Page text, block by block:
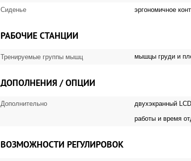
Сиденье эргономичное
РАБОЧИЕ СТАНЦИИ
Тренируемые группы мышц мышцы груди и
ДОПОЛНЕНИЯ / ОПЦИИ
Дополнительно двухэкранный
работы и время
ВОЗМОЖНОСТИ РЕГУЛИРОВОК